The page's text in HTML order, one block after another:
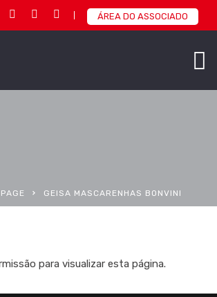
ÁREA DO ASSOCIADO
GEISA MASCARENHAS BONVINI
para visualizar esta página.